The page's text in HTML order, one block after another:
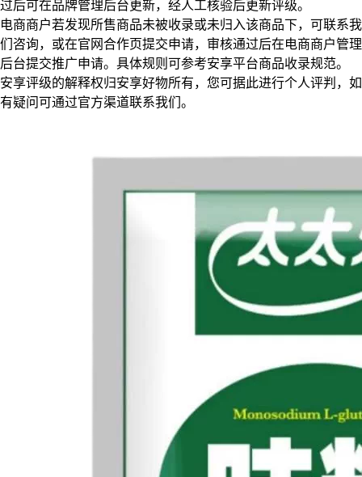
过后可在品牌管理后台更新，经人工核验后更新评级。
电商商户若发现所售商品未被收录或未归入该商品下，可联系我
们咨询，或在官网合作页提交申请，审核通过后在电商商户管理
后台提交推广申请。具体规则可参考安享平台商品收录规范。
安享评级的解释权归安享好物所有，您可据此进行个人评判，如
有疑问可通过官方渠道联系我们。